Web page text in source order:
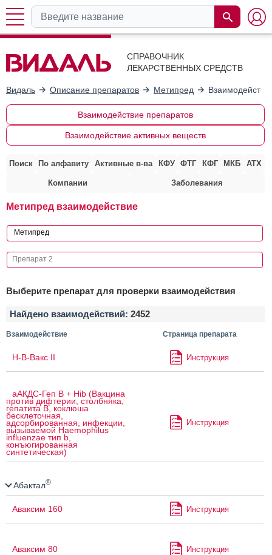
СПРАВОЧНИК
ЛЕКАРСТВЕННЫХ СРЕДСТВ
Видаль Описание препаратов Метипред
Взаимодействие препаратов
Взаимодействие активных веществ
Поиск По алфавиту Активные в-ва КФУ ФТГ КФГ МКБ АТХ
Компании Заболевания
Метипред взаимодействие
Выберите препарат для проверки взаимодействия
Найдено взаимодействий: 2452
Взаимодействие Страница препарата
H-B-Вакс II Инструкция
аАКДС-Геп B + Hib (Вакцина
против дифтерии, столбняка,
гепатита B, коклюша
бесклеточная,
адсорбированная, инфекции,
вызываемой Haemophilus
influenzae тип b,
конъюгированная
синтетическая)
Инструкция
Абактал®
Аваксим 160 Инструкция
Аваксим 80 Инструкция